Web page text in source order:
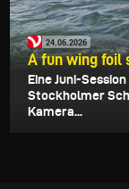
24.06.2026
A fun wing foil
Eine Juni-
Stockholmer
Kamera...